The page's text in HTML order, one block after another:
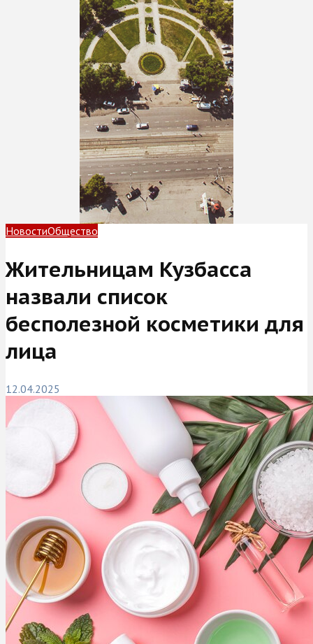
НовостиОбщество
Жительницам Кузбасса
назвали список
бесполезной косметики для
лица
12.04.2025